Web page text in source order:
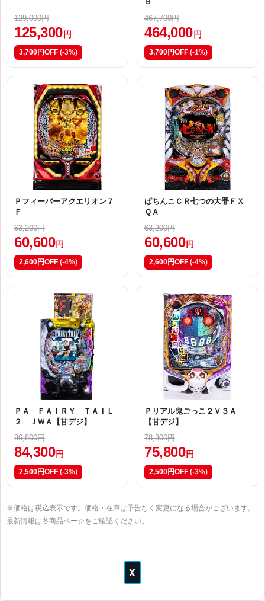
129,000円
125,300円
3,700円OFF (-3%)
467,700円
464,000円
3,700円OFF (-1%)
Ｐフィーバーアクエリオン７
Ｆ
63,200円
60,600 円
2,600円OFF (-4%)
ぱちんこＣＲ七つの大罪ＦＸ
ＱＡ
63,200円
60,600 円
2,600円OFF (-4%)
ＰＡ ＦＡＩＲＹ ＴＡＩＬ
２ ＪＷＡ【甘デジ】
86,800円
84,300 円
2,500円OFF (-3%)
Ｐリアル鬼ごっこ２Ｖ３Ａ
【甘デジ】
78,300円
75,800 円
2,500円OFF (-3%)
※価格は税込表示です。価格・在庫は予告なく変更になる場合がございます。
最新情報は各商品ページをご確認ください。